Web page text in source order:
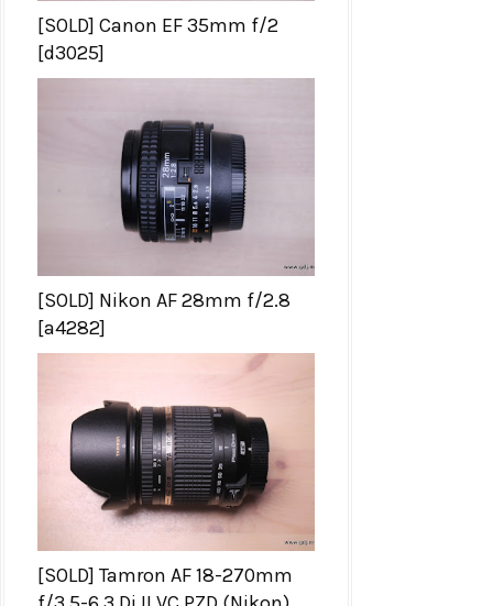
[SOLD] Canon EF 35mm f/2
[d3025]
[SOLD] Nikon AF 28mm f/2.8
[a4282]
[SOLD] Tamron AF 18-270mm